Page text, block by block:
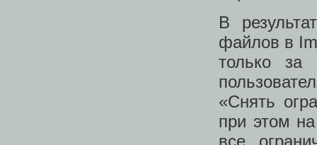
В
файлов в
только за
«Снять
при этом
все